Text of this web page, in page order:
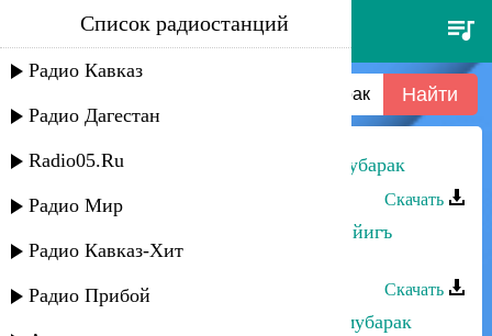
насрула абдулаев - гъахьи йигъ
мубарак
Список радиостанций
Радио Кавказ
Радио Дагестан
Radio05.Ru
Радио Мир
Радио Кавказ-Хит
Радио Прибой
Насрула Абдулаев - Гъахьи йигъ мубарак
Скачать
Эльвира Ахмедханова - Яв гъахьи йигъ
мубарак
Скачать
Эльнара Мурадова - Гъахьи йигъ мубарак